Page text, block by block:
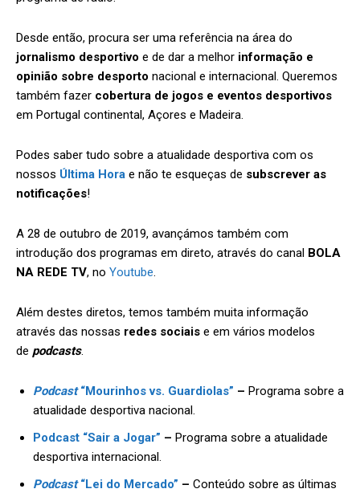
Desde então, procura ser uma referência na área do
jornalismo desportivo e de dar a melhor informação e
opinião sobre desporto nacional e internacional. Queremos
também fazer cobertura de jogos e eventos desportivos
em Portugal continental, Açores e Madeira.
Podes saber tudo sobre a atualidade desportiva com os
nossos Última Hora e não te esqueças de subscrever as
notificações!
A 28 de outubro de 2019, avançámos também com
introdução dos programas em direto, através do canal BOLA
NA REDE TV, no Youtube.
Além destes diretos, temos também muita informação
através das nossas redes sociais e em vários modelos
de podcasts.
Podcast“Mourinhos vs. Guardiolas” – Programa sobre a
atualidade desportiva nacional.
Podcast “Sair a Jogar” – Programa sobre a atualidade
desportiva internacional.
Podcast“Lei do Mercado” – Conteúdo sobre as últimas